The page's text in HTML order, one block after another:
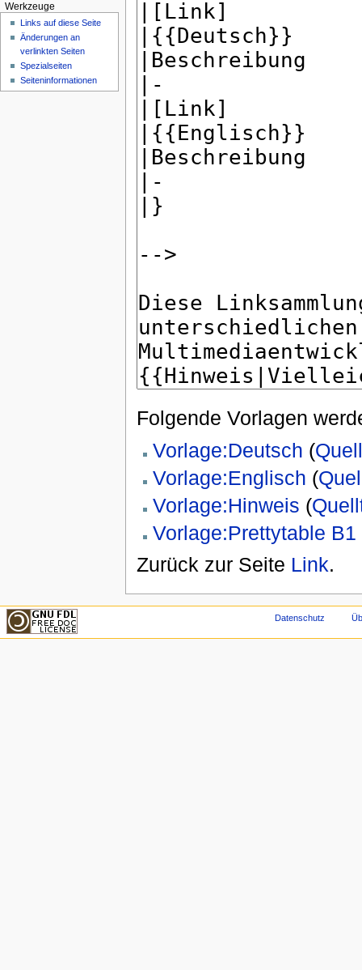
Folgende Vorlagen
Vorlage:Deutsch (
Vorlage:Englisch (
Vorlage:Hinweis (
Vorlage:Prettytable B1
Zurück zur Seite Link.
Werkzeuge
Links auf diese Seite
Änderungen an
verlinkten Seiten
Spezialseiten
Seiten­informationen
Datenschutz